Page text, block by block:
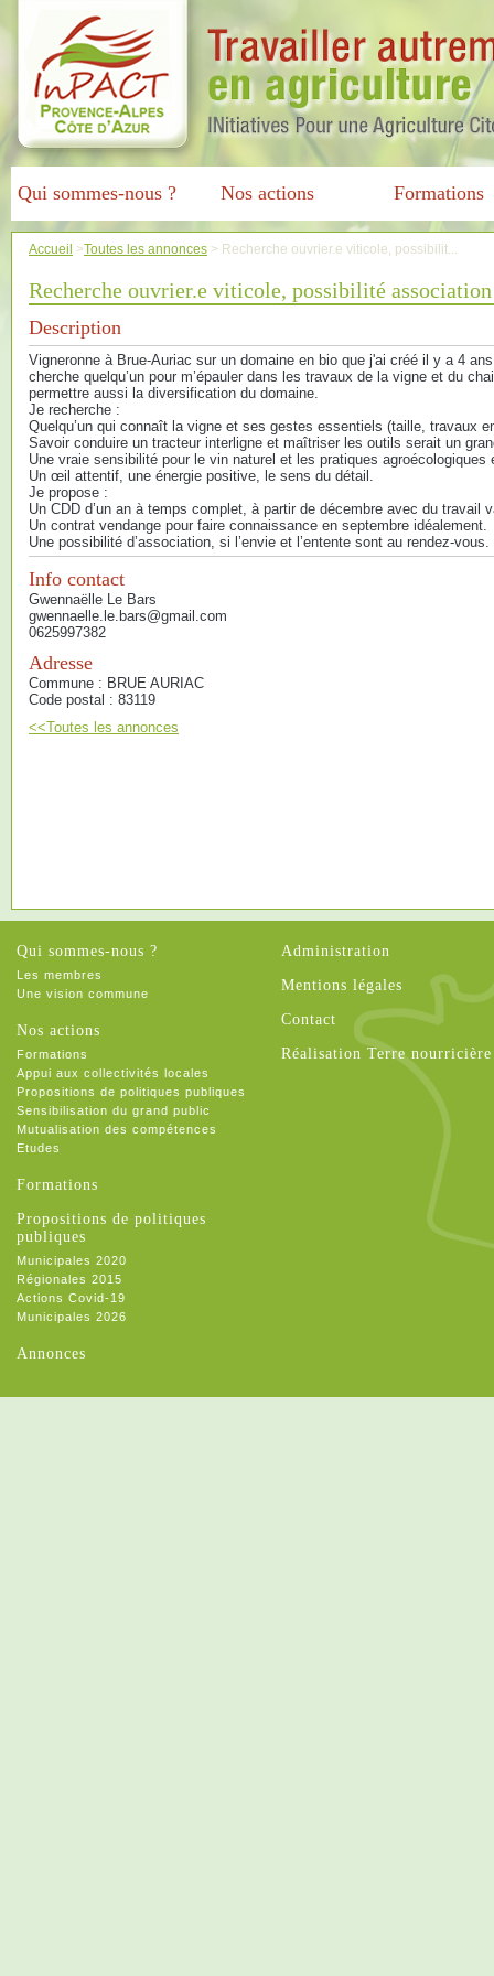
Qui sommes-nous ? Nos actions Formations
Accueil >Toutes les annonces > Recherche ouvrier.e viticole, possibilit...
Recherche ouvrier.e viticole, possibilité
Description
Vigneronne à Brue-Auriac sur un domaine en bio que j'ai créé il y a 4
cherche quelqu’un pour m’épauler dans les travaux de la vigne et du
permettre aussi la diversification du domaine.
Je recherche :
Quelqu’un qui connaît la vigne et ses gestes essentiels (taille, travaux
Savoir conduire un tracteur interligne et maîtriser les outils serait un
Une vraie sensibilité pour le vin naturel et les pratiques agroécologiques
Un œil attentif, une énergie positive, le sens du détail.
Je propose :
Un CDD d’un an à temps complet, à partir de décembre avec du travail
Un contrat vendange pour faire connaissance en septembre idéalement.
Une possibilité d’association, si l’envie et l’entente sont au rendez-vous.
Info contact
Gwennaëlle Le Bars
gwennaelle.le.bars@gmail.com
0625997382
Adresse
Commune : BRUE AURIAC
Code postal : 83119
<<Toutes les annonces
Qui sommes-nous ?
Les membres
Une vision commune
Nos actions
Formations
Appui aux collectivités locales
Propositions de politiques publiques
Sensibilisation du grand public
Mutualisation des compétences
Etudes
Formations
Propositions de politiques
publiques
Municipales 2020
Régionales 2015
Actions Covid-19
Municipales 2026
Annonces
Administration
Mentions légales
Contact
Réalisation Terre nourricière